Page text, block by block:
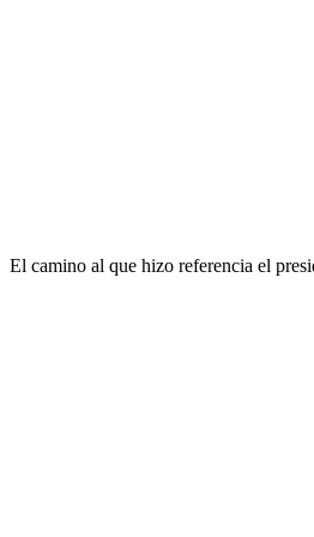
El camino al que hizo referencia el